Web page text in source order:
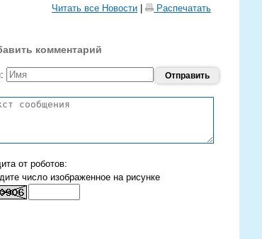
Читать все Новости Распечатать
комментарий
от роботов:
число изображенное на рисунке